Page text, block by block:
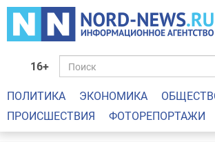
16+
ПОЛИТИКА ЭКОНОМИКА
ПРОИСШЕСТВИЯ
ФОТОРЕПОРТАЖИ